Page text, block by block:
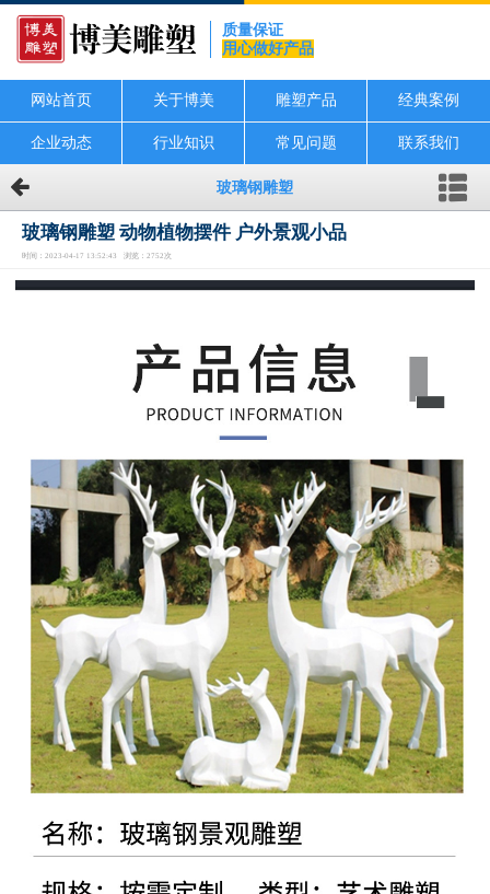
质量保证
用心做好产品
网站首页 关于博美 雕塑产品 经典案例
企业动态 行业知识 常见问题 联系我们
玻璃钢雕塑
玻璃钢雕塑 动物植物摆件 户外景观小品
时间：2023-04-17 13:52:43 浏览：2752次